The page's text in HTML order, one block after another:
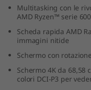
Multitasking con le
AMD Ryzen™ serie
Scheda rapida AMD
immagini nitide
Schermo con
Schermo 4K da 68,58
colori DCI-P3 per